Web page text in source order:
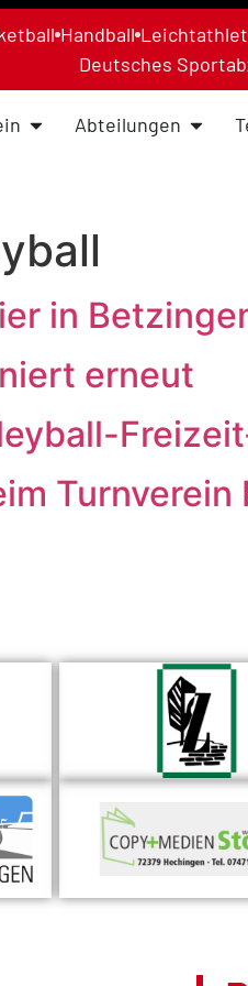
Handball
Deutsches
Abteilungen
in
erneut
Turnverein